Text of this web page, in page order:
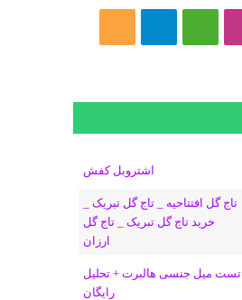
ن
س
ا
ر
d
i
m
گ
ر
ا
م
ر
ا
ک
اشتروبل کفش
تاج گل افتتاحیه _ تاج گل تبریک _
خرید تاج گل تبریک _ تاج گل
ارزان
تست میل جنسی هالبرت + تحلیل
رایگان